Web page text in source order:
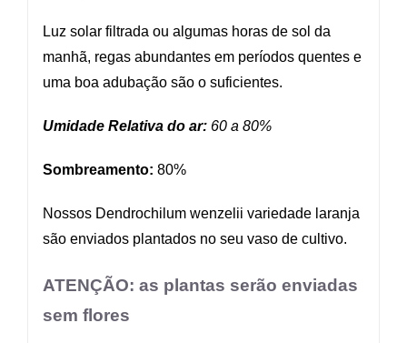
Luz solar filtrada ou algumas horas de sol da
manhã, regas abundantes em períodos quentes e
uma boa adubação são o suficientes.
Umidade Relativa do ar: 60 a 80%
Sombreamento: 80%
Nossos Dendrochilum wenzelii variedade laranja
são enviados plantados no seu vaso de cultivo.
ATENÇÃO: as plantas serão enviadas
sem flores